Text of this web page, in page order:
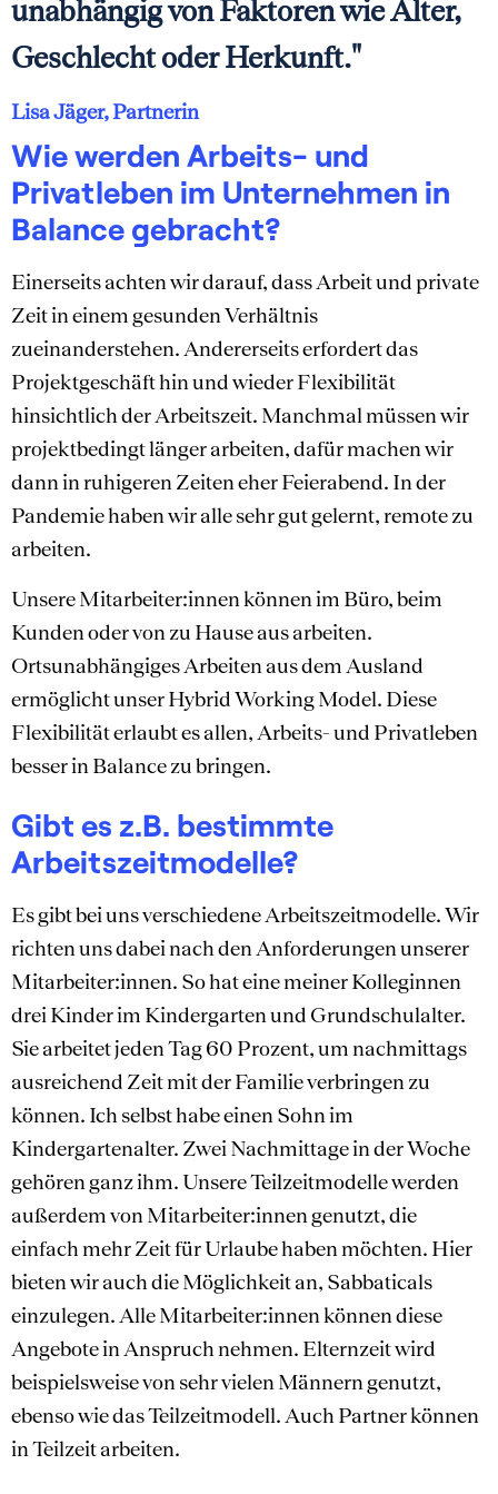
unabhängig von Faktoren wie Alter,
Geschlecht oder Herkunft."
Lisa Jäger, Partnerin
Wie werden Arbeits- und
Privatleben im Unternehmen in
Balance gebracht?
Einerseits achten wir darauf, dass Arbeit und private
Zeit in einem gesunden Verhältnis
zueinanderstehen. Andererseits erfordert das
Projektgeschäft hin und wieder Flexibilität
hinsichtlich der Arbeitszeit. Manchmal müssen wir
projektbedingt länger arbeiten, dafür machen wir
dann in ruhigeren Zeiten eher Feierabend. In der
Pandemie haben wir alle sehr gut gelernt, remote zu
arbeiten.
Unsere Mitarbeiter:innen können im Büro, beim
Kunden oder von zu Hause aus arbeiten.
Ortsunabhängiges Arbeiten aus dem Ausland
ermöglicht unser Hybrid Working Model. Diese
Flexibilität erlaubt es allen, Arbeits- und Privatleben
besser in Balance zu bringen.
Gibt es z.B. bestimmte
Arbeitszeitmodelle?
Es gibt bei uns verschiedene Arbeitszeitmodelle. Wir
richten uns dabei nach den Anforderungen unserer
Mitarbeiter:innen. So hat eine meiner Kolleginnen
drei Kinder im Kindergarten und Grundschulalter.
Sie arbeitet jeden Tag 60 Prozent, um nachmittags
ausreichend Zeit mit der Familie verbringen zu
können. Ich selbst habe einen Sohn im
Kindergartenalter. Zwei Nachmittage in der Woche
gehören ganz ihm. Unsere Teilzeitmodelle werden
außerdem von Mitarbeiter:innen genutzt, die
einfach mehr Zeit für Urlaube haben möchten. Hier
bieten wir auch die Möglichkeit an, Sabbaticals
einzulegen. Alle Mitarbeiter:innen können diese
Angebote in Anspruch nehmen. Elternzeit wird
beispielsweise von sehr vielen Männern genutzt,
ebenso wie das Teilzeitmodell. Auch Partner können
in Teilzeit arbeiten.